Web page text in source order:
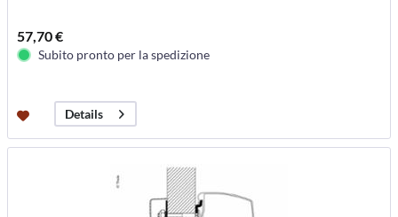
57,70 €
Subito pronto per la spedizione
Details